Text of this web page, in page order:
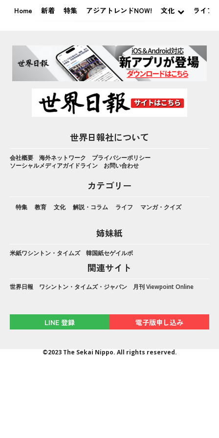
Home 新着 特集 アジアトレンドNOW! 文化 ライフ
世界日報社について
会社概要 海外ネットワーク
プライバシーポリシー
ソーシャルメディアガイドライン
お問い合わせ
カテゴリー
特集 教育 文化 解説・コラム ライフ マンガ・クイズ
姉妹紙
米紙ワシントン・タイムズ 韓国紙セゲイルボ
関連サイト
世界日報 ワシントン・タイムズ・ジャパン 月刊 Viewpoint Online
LINE 登録 電子版申し込み
©2023 The Sekai Nippo. All rights reserved.